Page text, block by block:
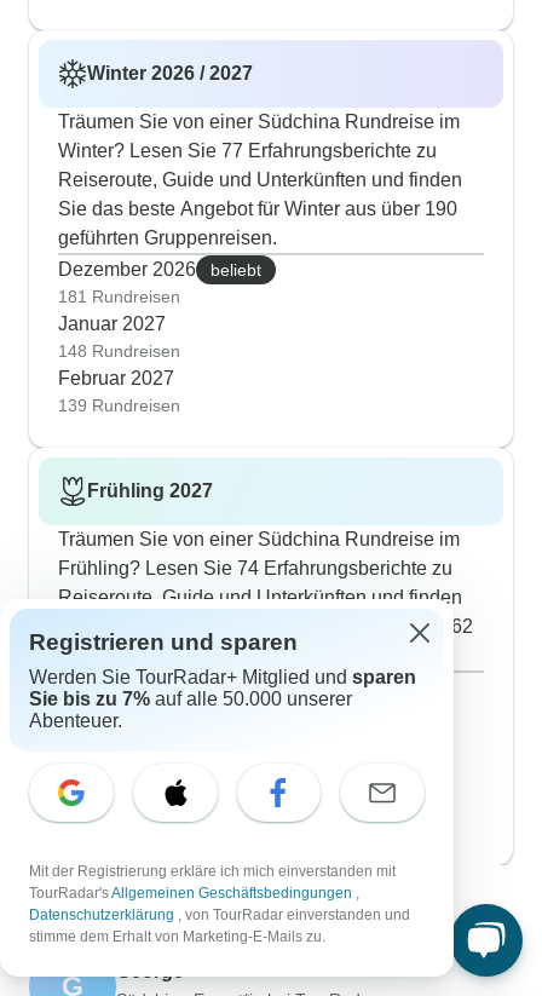
Winter 2026 / 2027
Träumen Sie von einer Südchina Rundreise im
Winter? Lesen Sie 77 Erfahrungsberichte zu
Reiseroute, Guide und Unterkünften und finden
Sie das beste Angebot für Winter aus über 190
geführten Gruppenreisen.
Dezember 2026
beliebt
181 Rundreisen
Januar 2027
148 Rundreisen
Februar 2027
139 Rundreisen
Frühling 2027
Träumen Sie von einer Südchina Rundreise im
Frühling? Lesen Sie 74 Erfahrungsberichte zu
Reiseroute, Guide und Unterkünften und finden
Sie das beste Angebot für Frühling aus über 162
geführten Gruppenreisen.
März 2027
beliebt
160 Rundreisen
Mai 2027
156 Rundreisen
Kontaktieren Sie unsere Südchina
Reiseexperten
G
Registrieren und sparen
Werden Sie TourRadar+ Mitglied und sparen
Sie bis zu 7% auf alle 50.000 unserer
Abenteuer.
Mit der Registrierung erkläre ich mich einverstanden mit
TourRadar'sAllgemeinen Geschäftsbedingungen ,
Datenschutzerklärung , von TourRadar einverstanden und
stimme dem Erhalt von Marketing-E-Mails zu.